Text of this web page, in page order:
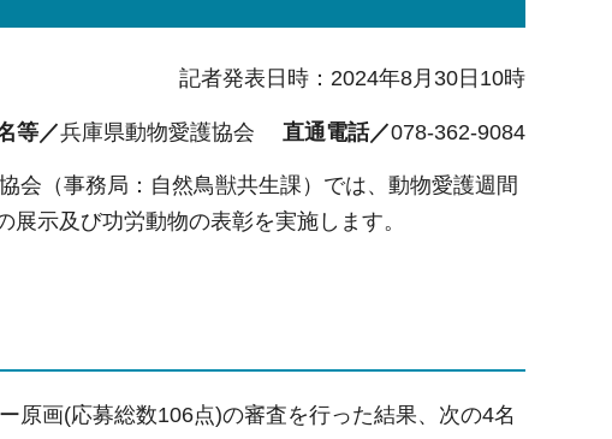
記者発表日時：2024年8月30日10時
等／兵庫県動物愛護協会 直通電話／078-362-9084
会（事務局：自然鳥獣共生課）では、動物愛護週間
示及び功労動物の表彰を実施します。
原画(応募総数106点)の審査を行った結果、次の4名